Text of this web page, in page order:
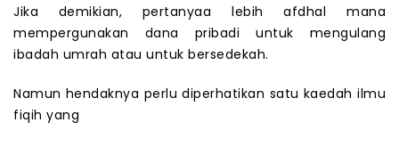
Jika demikian, pertanyaa lebih afdhal mana
mempergunakan dana pribadi untuk mengulang
ibadah umrah atau untuk bersedekah.
Namun hendaknya perlu diperhatikan satu kaedah ilmu
fiqih yang